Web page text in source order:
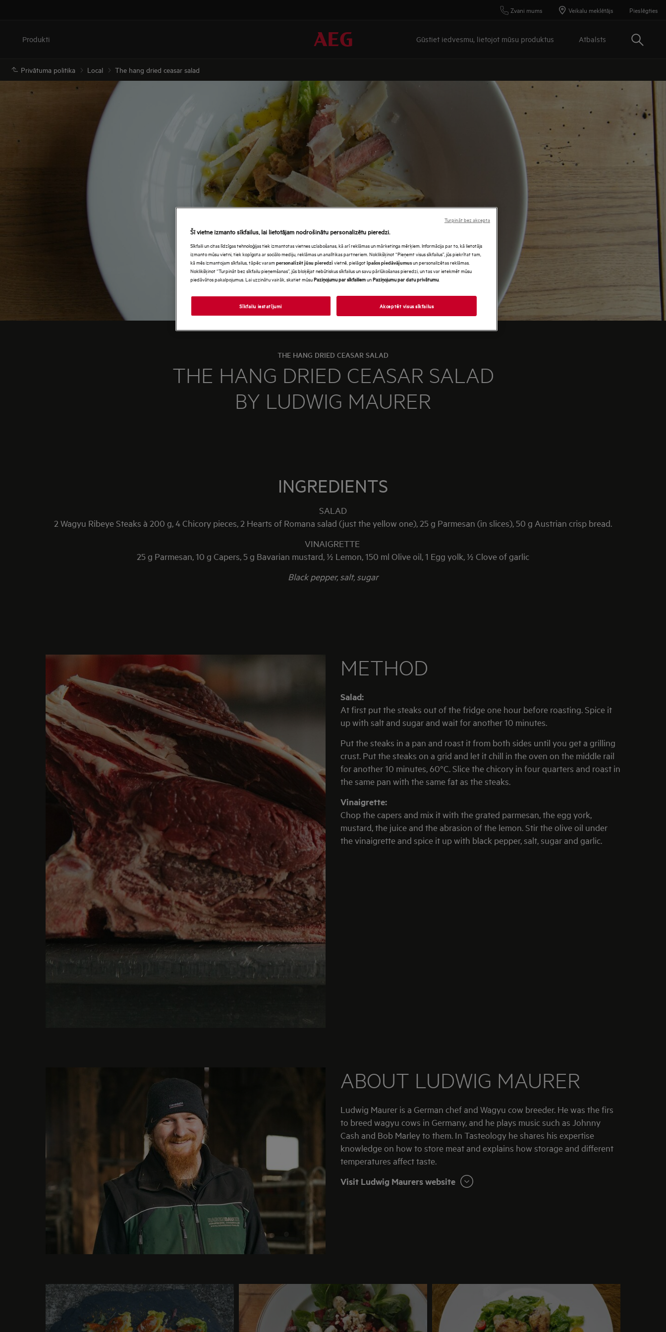
Zvani mums Veikalu meklētājs Pieslēgties
Produkti Gūstiet iedvesmu, lietojot mūsu produktus Atbalsts Meklēt
Privātuma politika Local The hang dried ceasar salad
THE HANG DRIED CEASAR SALAD
THE HANG DRIED CEASAR SALAD
BY LUDWIG MAURER
INGREDIENTS
SALAD
2 Wagyu Ribeye Steaks à 200 g, 4 Chicory pieces, 2 Hearts of Romana salad (just the yellow one), 25 g Parmesan (in slices), 50 g Austrian crisp bread.
VINAIGRETTE
25 g Parmesan, 10 g Capers, 5 g Bavarian mustard, ½ Lemon, 150 ml Olive oil, 1 Egg yolk, ½ Clove of garlic
Black pepper, salt, sugar
METHOD
Salad:
At first put the steaks out of the fridge one hour before roasting. Spice it
up with salt and sugar and wait for another 10 minutes.
Put the steaks in a pan and roast it from both sides until you get a grilling
crust. Put the steaks on a grid and let it chill in the oven on the middle rail
for another 10 minutes, 60°C. Slice the chicory in four quarters and roast in
the same pan with the same fat as the steaks.
Vinaigrette:
Chop the capers and mix it with the grated parmesan, the egg york,
mustard, the juice and the abrasion of the lemon. Stir the olive oil under
the vinaigrette and spice it up with black pepper, salt, sugar and garlic.
ABOUT LUDWIG MAURER
Ludwig Maurer is a German chef and Wagyu cow breeder. He was the firs
to breed wagyu cows in Germany, and he plays music such as Johnny
Cash and Bob Marley to them. In Tasteology he shares his expertise
knowledge on how to store meat and explains how storage and different
temperatures affect taste.
Visit Ludwig Maurers website
Šī vietne izmanto sīkfailus, lai lietotājam nodrošinātu personalizētu pieredzi.
Sīkfaili un citas līdzīgas tehnoloģijas tiek izmantotas vietnes uzlabošanas, kā arī reklāmas un mārketinga mērķiem. Informācija par to, kā lietotājs
izmanto mūsu vietni, tiek kopīgota ar sociālo mediju, reklāmas un analītikas partneriem. Noklikšķinot “Pieņemt visus sīkfailus”, jūs piekrītat tam,
kā mēs izmantojam sīkfailus, tāpēc varampersonalizēt jūsu pieredzi vietnē, pielāgotīpašos piedāvājumusun personalizētas reklāmas.
Noklikšķinot “Turpināt bez sīkfailu pieņemšanas”, jūs bloķējat nebūtiskus sīkfailus un savu pārlūkošanas pieredzi, un tas var ietekmēt mūsu
piedāvātos pakalpojumus. Lai uzzinātu vairāk, skatiet mūsuPaziņojumu par sīkfailiemunPaziņojumu par datu privātumu.
Sīkfailu iestatījumi Akceptēt visus sīkfailus
Turpināt bez akcepta